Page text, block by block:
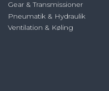
Gear & Transmissioner
Pneumatik & Hydraulik
Ventilation & Køling